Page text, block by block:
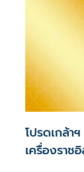
โปรดเกล้า
เครื่องราช